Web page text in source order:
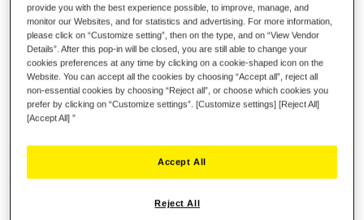
AÑADIR AL CARRITO
Lista de deseos
Sea el primero en dejar una reseña para este artículo
Este producto es el complemento perfecto para los pedales
provide you with the best experience possible, to improve, manage, and
monitor our Websites, and for statistics and advertising. For more information,
please click on “Customize setting”, then on the type, and on “View Vendor
Details”. After this pop-in will be closed, you are still able to change your
cookies preferences at any time by clicking on a cookie-shaped icon on the
Website. You can accept all the cookies by choosing “Accept all”, reject all
non-essential cookies by choosing “Reject all”, or choose which cookies you
prefer by clicking on “Customize settings”. [Customize settings] [Reject All]
[Accept All] ”
Reject All
Accept All